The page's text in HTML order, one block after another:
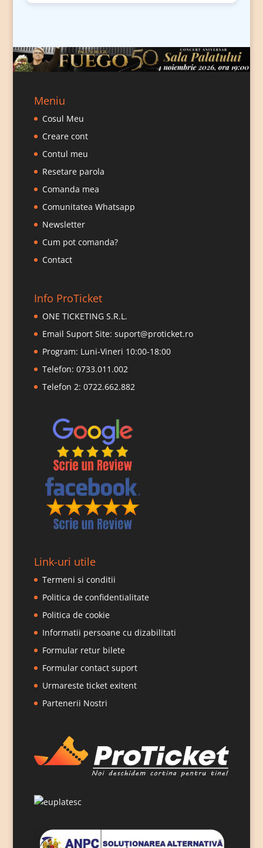
Meniu
Cosul Meu
Creare cont
Contul meu
Resetare parola
Comanda mea
Comunitatea Whatsapp
Newsletter
Cum pot comanda?
Contact
Info ProTicket
ONE TICKETING S.R.L.
Email Suport Site: suport@proticket.ro
Program: Luni-Vineri 10:00-18:00
Telefon: 0733.011.002
Telefon 2: 0722.662.882
Link-uri utile
Termeni si conditii
Politica de confidentialitate
Politica de cookie
Informatii persoane cu dizabilitati
Formular retur bilete
Formular contact suport
Urmareste ticket exitent
Partenerii Nostri